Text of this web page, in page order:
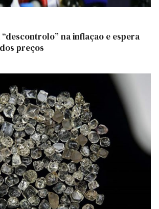
na inflaçao e espera
preços